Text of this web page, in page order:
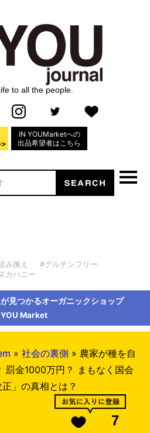
to all the people.
IN YOUMarketへの
出品希望者はこちら
み換え
#グルテンフリー
カハニー
見つかるオーガニックショップ
Market
» 社会の裏側 » 農家が種を自
罰金1000万円？ まもなく国会
」の真相とは？
7